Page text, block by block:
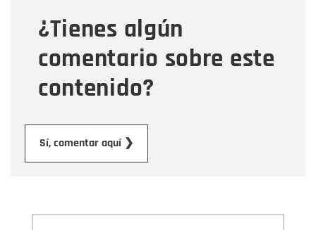
¿Tienes algún
comentario sobre este
contenido?
Sí, comentar aquí ❯
Mensaje